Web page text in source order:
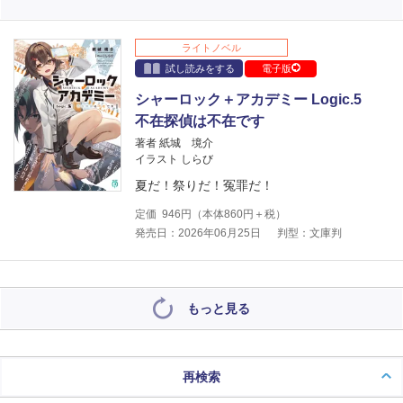
ライトノベル
試し読みをする
電子版
シャーロック＋アカデミー Logic.5
不在探偵は不在です
著者 紙城 境介
イラスト しらび
夏だ！祭りだ！冤罪だ！
定価 946 円（本体860円＋税）
発売日：2026年06月25日
判型：文庫判
もっと見る
再検索